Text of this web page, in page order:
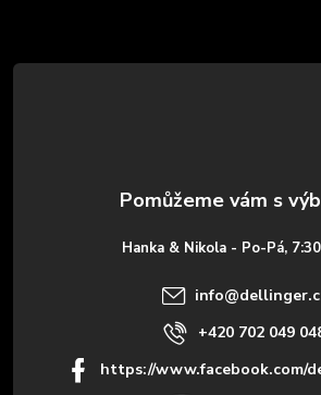
á
Hanka & Nikola - Po-Pá,
info@
+420 702 049
https://www.facebook.com/